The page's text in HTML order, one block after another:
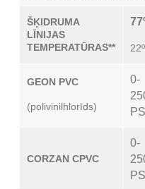
ŠĶIDRUMA
LĪNIJAS
TEMPERATŪRAS**
GEON PVC
(polivinilhlorīds)
0-
PSI
CORZAN CPVC
0-
PSI